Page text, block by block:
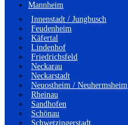
Mannheim
Innenstadt / Jungbusch
Feudenheim
Käfertal
Lindenhof
Friedrichsfeld
Neckarau
Neckarstadt
Neuostheim / Neuhermsheim
Rheinau
Sandhofen
Schönau
Schwetzingerstadt